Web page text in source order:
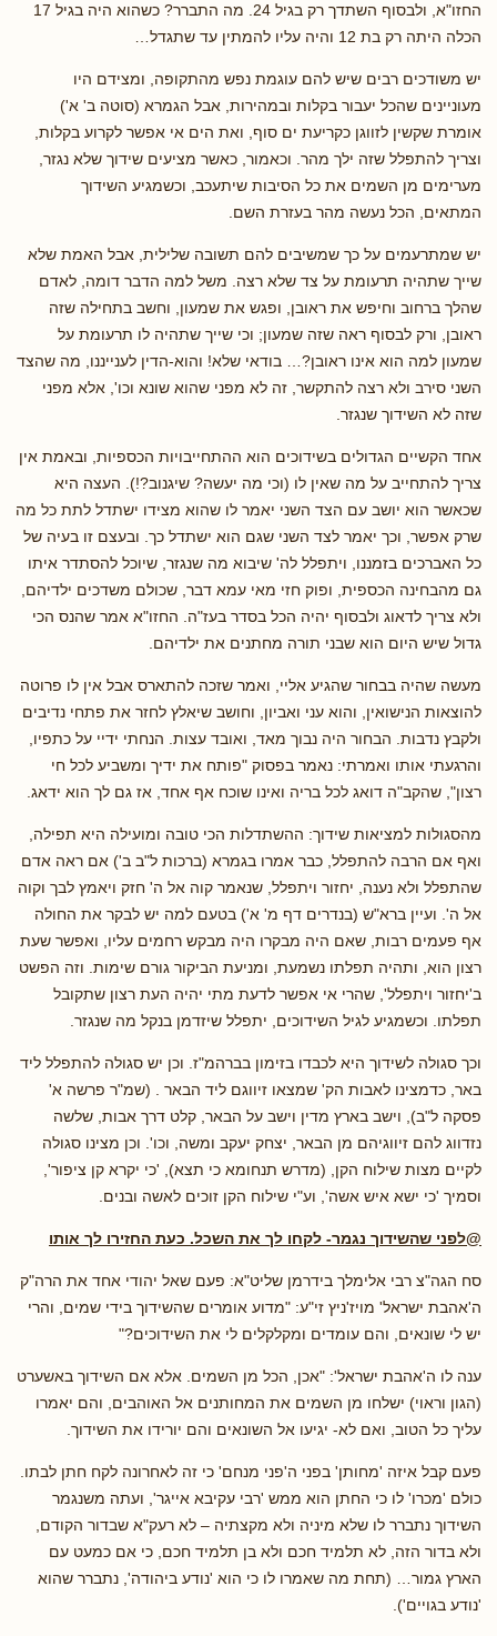
החזו"א, ולבסוף השתדך רק בגיל 24. מה התברר? כשהוא היה בגיל 17
הכלה היתה רק בת 12 והיה עליו להמתין עד שתגדל…
יש משודכים רבים שיש להם עוגמת נפש מהתקופה, ומצידם היו
מעוניינים שהכל יעבור בקלות ובמהירות, אבל הגמרא (סוטה ב' א')
אומרת שקשין לזווגן כקריעת ים סוף, ואת הים אי אפשר לקרוע בקלות,
וצריך להתפלל שזה ילך מהר. וכאמור, כאשר מציעים שידוך שלא נגזר,
מערימים מן השמים את כל הסיבות שיתעכב, וכשמגיע השידוך
המתאים, הכל נעשה מהר בעזרת השם.
יש שמתרעמים על כך שמשיבים להם תשובה שלילית, אבל האמת שלא
שייך שתהיה תרעומת על צד שלא רצה. משל למה הדבר דומה, לאדם
שהלך ברחוב וחיפש את ראובן, ופגש את שמעון, וחשב בתחילה שזה
ראובן, ורק לבסוף ראה שזה שמעון; וכי שייך שתהיה לו תרעומת על
שמעון למה הוא אינו ראובן?… בודאי שלא! והוא-הדין לענייננו, מה שהצד
השני סירב ולא רצה להתקשר, זה לא מפני שהוא שונא וכו', אלא מפני
שזה לא השידוך שנגזר.
אחד הקשיים הגדולים בשידוכים הוא ההתחייבויות הכספיות, ובאמת אין
צריך להתחייב על מה שאין לו (וכי מה יעשה? שיגנוב?!). העצה היא
שכאשר הוא יושב עם הצד השני יאמר לו שהוא מצידו ישתדל לתת כל מה
שרק אפשר, וכך יאמר לצד השני שגם הוא ישתדל כך. ובעצם זו בעיה של
כל האברכים בזמננו, ויתפלל לה' שיבוא מה שנגזר, שיוכל להסתדר איתו
גם מהבחינה הכספית, ופוק חזי מאי עמא דבר, שכולם משדכים ילדיהם,
ולא צריך לדאוג ולבסוף יהיה הכל בסדר בעז"ה. החזו"א אמר שהנס הכי
גדול שיש היום הוא שבני תורה מחתנים את ילדיהם.
מעשה שהיה בבחור שהגיע אליי, ואמר שזכה להתארס אבל אין לו פרוטה
להוצאות הנישואין, והוא עני ואביון, וחושב שיאלץ לחזר את פתחי נדיבים
ולקבץ נדבות. הבחור היה נבוך מאד, ואובד עצות. הנחתי ידיי על כתפיו,
והרגעתי אותו ואמרתי: נאמר בפסוק "פותח את ידיך ומשביע לכל חי
רצון", שהקב"ה דואג לכל בריה ואינו שוכח אף אחד, אז גם לך הוא ידאג.
מהסגולות למציאות שידוך: ההשתדלות הכי טובה ומועילה היא תפילה,
ואף אם הרבה להתפלל, כבר אמרו בגמרא (ברכות ל"ב ב') אם ראה אדם
שהתפלל ולא נענה, יחזור ויתפלל, שנאמר קוה אל ה' חזק ויאמץ לבך וקוה
אל ה'. ועיין ברא"ש (בנדרים דף מ' א') בטעם למה יש לבקר את החולה
אף פעמים רבות, שאם היה מבקרו היה מבקש רחמים עליו, ואפשר שעת
רצון הוא, ותהיה תפלתו נשמעת, ומניעת הביקור גורם שימות. וזה הפשט
ב'יחזור ויתפלל', שהרי אי אפשר לדעת מתי יהיה העת רצון שתקובל
תפלתו. וכשמגיע לגיל השידוכים, יתפלל שיזדמן בנקל מה שנגזר.
וכך סגולה לשידוך היא לכבדו בזימון בברהמ"ז. וכן יש סגולה להתפלל ליד
באר, כדמצינו לאבות הק' שמצאו זיווגם ליד הבאר . (שמ"ר פרשה א'
פסקה ל"ב), וישב בארץ מדין וישב על הבאר, קלט דרך אבות, שלשה
נזדווג להם זיווגיהם מן הבאר, יצחק יעקב ומשה, וכו'. וכן מצינו סגולה
לקיים מצות שילוח הקן, (מדרש תנחומא כי תצא), 'כי יקרא קן ציפור',
וסמיך 'כי ישא איש אשה', וע"י שילוח הקן זוכים לאשה ובנים.
@לפני שהשידוך נגמר- לקחו לך את השכל. כעת החזירו לך אותו
סח הגה"צ רבי אלימלך בידרמן שליט"א: פעם שאל יהודי אחד את הרה"ק
ה'אהבת ישראל' מויז'ניץ זי"ע: "מדוע אומרים שהשידוך בידי שמים, והרי
יש לי שונאים, והם עומדים ומקלקלים לי את השידוכים?"
ענה לו ה'אהבת ישראל': "אכן, הכל מן השמים. אלא אם השידוך באשערט
(הגון וראוי) ישלחו מן השמים את המחותנים אל האוהבים, והם יאמרו
עליך כל הטוב, ואם לא- יגיעו אל השונאים והם יורידו את השידוך.
פעם קבל איזה 'מחותן' בפני ה'פני מנחם' כי זה לאחרונה לקח חתן לבתו.
כולם 'מכרו' לו כי החתן הוא ממש 'רבי עקיבא אייגר', ועתה משנגמר
השידוך נתברר לו שלא מיניה ולא מקצתיה – לא רעק"א שבדור הקודם,
ולא בדור הזה, לא תלמיד חכם ולא בן תלמיד חכם, כי אם כמעט עם
הארץ גמור… (תחת מה שאמרו לו כי הוא 'נודע ביהודה', נתברר שהוא
'נודע בגויים').